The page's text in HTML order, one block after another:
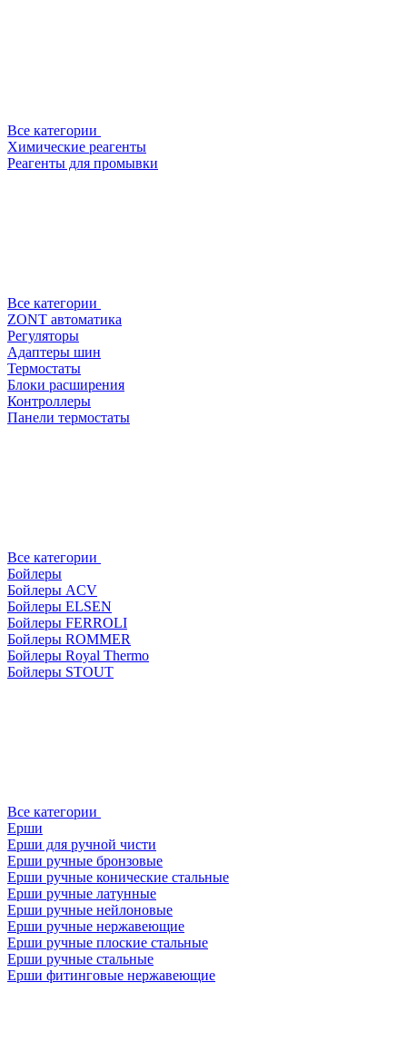
Все категории
Химические реагенты
Реагенты для промывки
Все категории
ZONT автоматика
Регуляторы
Адаптеры шин
Термостаты
Блоки расширения
Контроллеры
Панели термостаты
Все категории
Бойлеры
Бойлеры ACV
Бойлеры ELSEN
Бойлеры FERROLI
Бойлеры ROMMER
Бойлеры Royal Thermo
Бойлеры STOUT
Все категории
Ерши
Ерши для ручной чисти
Ерши ручные бронзовые
Ерши ручные конические стальные
Ерши ручные латунные
Ерши ручные нейлоновые
Ерши ручные нержавеющие
Ерши ручные плоские стальные
Ерши ручные стальные
Ерши фитинговые нержавеющие